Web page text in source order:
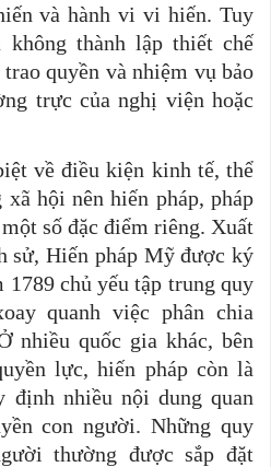
và hành vi vi hiến. Tuy
không thành lập thiết chế
quyền và nhiệm vụ bảo
trực của nghị viện hoặc
về điều kiện kinh tế, thể
hội nên hiến pháp, pháp
số đặc điểm riêng. Xuất
sử, Hiến pháp Mỹ được ký
1789 chủ yếu tập trung quy
quanh việc phân chia
nhiều quốc gia khác, bên
lực, hiến pháp còn là
định nhiều nội dung quan
con người. Những quy
thường được sắp đặt